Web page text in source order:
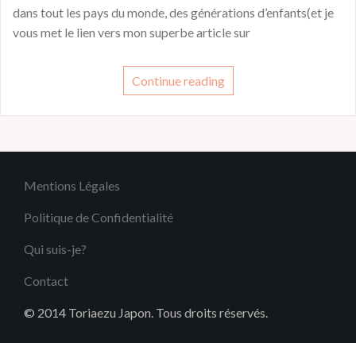
dans tout les pays du monde, des générations d’enfants(et je
vous met le lien vers mon superbe article sur
Continue reading
Mentions Légales
Politique de Confidentialité
Qui suis-je?
Contact
© 2014 Toriaezu Japon. Tous droits réservés.